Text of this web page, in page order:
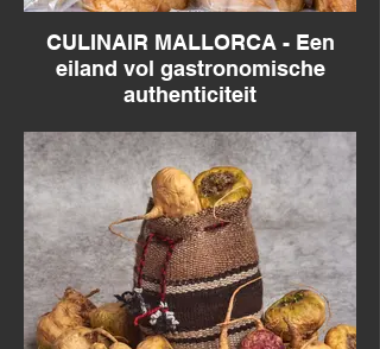
CULINAIR MALLORCA - Een
eiland vol gastronomische
authenticiteit
met lokale kazen, worsten, olijfoliën,...